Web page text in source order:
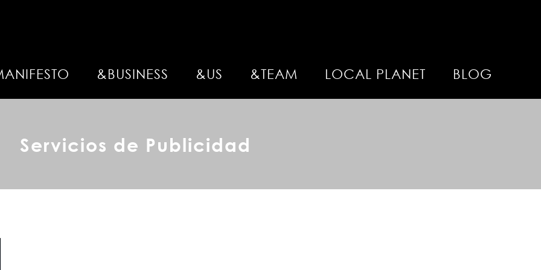
&BUSINESS &US &TEAM LOCAL PLANET BLOG
Servicios de Publicidad